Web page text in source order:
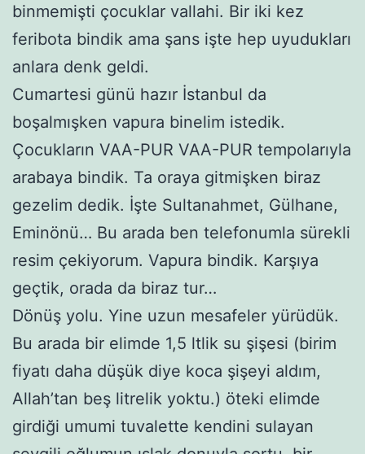
binmemişti çocuklar vallahi. Bir iki kez
feribota bindik ama şans işte hep uyudukları
anlara denk geldi.
Cumartesi günü hazır İstanbul da
boşalmışken vapura binelim istedik.
Çocukların VAA-PUR VAA-PUR tempolarıyla
arabaya bindik. Ta oraya gitmişken biraz
gezelim dedik. İşte Sultanahmet, Gülhane,
Eminönü… Bu arada ben telefonumla sürekli
resim çekiyorum. Vapura bindik. Karşıya
geçtik, orada da biraz tur…
Dönüş yolu. Yine uzun mesafeler yürüdük.
Bu arada bir elimde 1,5 ltlik su şişesi (birim
fiyatı daha düşük diye koca şişeyi aldım,
Allah’tan beş litrelik yoktu.) öteki elimde
girdiği umumi tuvalette kendini sulayan